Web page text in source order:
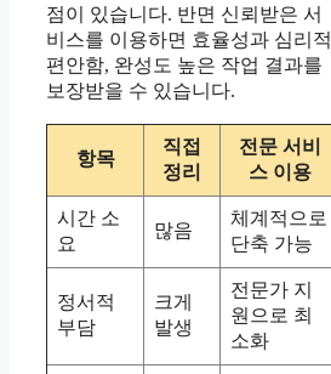
점이 있습니다. 반면 신뢰받은 서
비스를 이용하면 효율성과 심리적
편안함, 완성도 높은 작업 결과를
보장받을 수 있습니다.
항목
직접
정리
전문 서비
스 이용
시간 소
요
많음
체계적으로
단축 가능
정서적
부담
크게
발생
전문가 지
원으로 최
소화